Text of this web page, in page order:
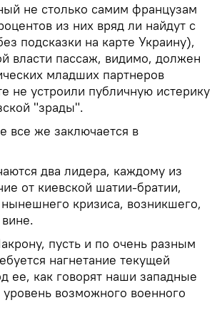
не столько самим французам
из них вряд ли найдут с
подсказки на карте Украину),
власти пассаж, видимо, должен
младших партнеров
не устроили публичную истерику
"зрады".
все же заключается в
два лидера, каждому из
от киевской шатии-братии,
кризиса, возникшего,
пусть и по очень разным
нагнетание текущей
ее, как говорят наши западные
уровень возможного военного